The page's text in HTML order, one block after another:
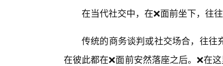
在当代社交中，在❌面前坐下，往
传统的商务谈判或社交场合，往往
在彼此都在❌面前安然落座之后。❌在